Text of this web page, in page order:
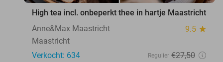
High tea incl. onbeperkt thee in hartje Maastricht
Anne&Max Maastricht
9.5 star
Maastricht
Verkocht: 634
Regulier €27,50